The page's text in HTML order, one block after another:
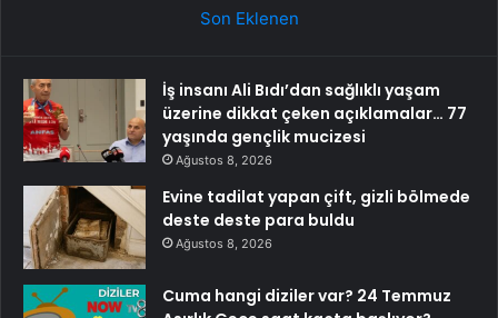
Son Eklenen
İş insanı Ali Bıdı’dan sağlıklı yaşam
üzerine dikkat çeken açıklamalar… 77
yaşında gençlik mucizesi
Ağustos 8, 2026
Evine tadilat yapan çift, gizli bölmede
deste deste para buldu
Ağustos 8, 2026
Cuma hangi diziler var? 24 Temmuz